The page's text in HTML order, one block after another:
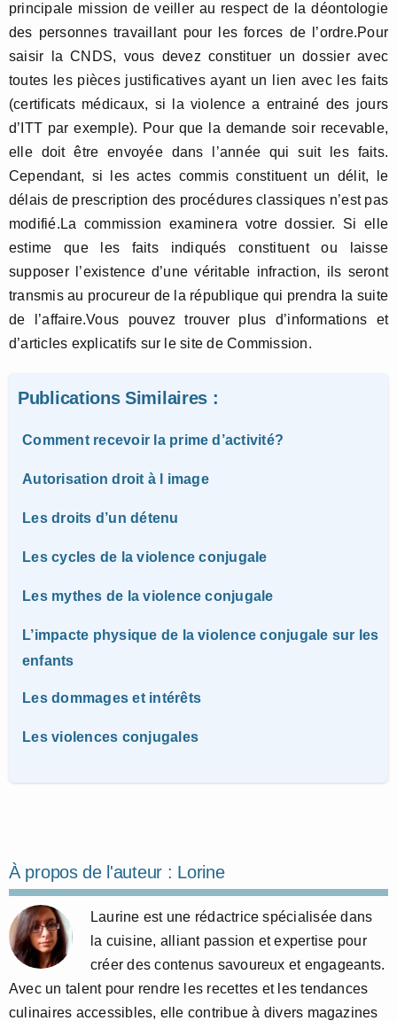
principale mission de veiller au respect de la déontologie
des personnes travaillant pour les forces de l’ordre.Pour
saisir la CNDS, vous devez constituer un dossier avec
toutes les pièces justificatives ayant un lien avec les faits
(certificats médicaux, si la violence a entrainé des jours
d’ITT par exemple). Pour que la demande soir recevable,
elle doit être envoyée dans l’année qui suit les faits.
Cependant, si les actes commis constituent un délit, le
délais de prescription des procédures classiques n’est pas
modifié.La commission examinera votre dossier. Si elle
estime que les faits indiqués constituent ou laisse
supposer l’existence d’une véritable infraction, ils seront
transmis au procureur de la république qui prendra la suite
de l’affaire.Vous pouvez trouver plus d’informations et
d’articles explicatifs sur le site de Commission.
Publications Similaires :
Comment recevoir la prime d’activité?
Autorisation droit à l image
Les droits d’un détenu
Les cycles de la violence conjugale
Les mythes de la violence conjugale
L’impacte physique de la violence conjugale sur les
enfants
Les dommages et intérêts
Les violences conjugales
À propos de l'auteur : Lorine
Laurine est une rédactrice spécialisée dans
la cuisine, alliant passion et expertise pour
créer des contenus savoureux et engageants.
Avec un talent pour rendre les recettes et les tendances
culinaires accessibles, elle contribue à divers magazines